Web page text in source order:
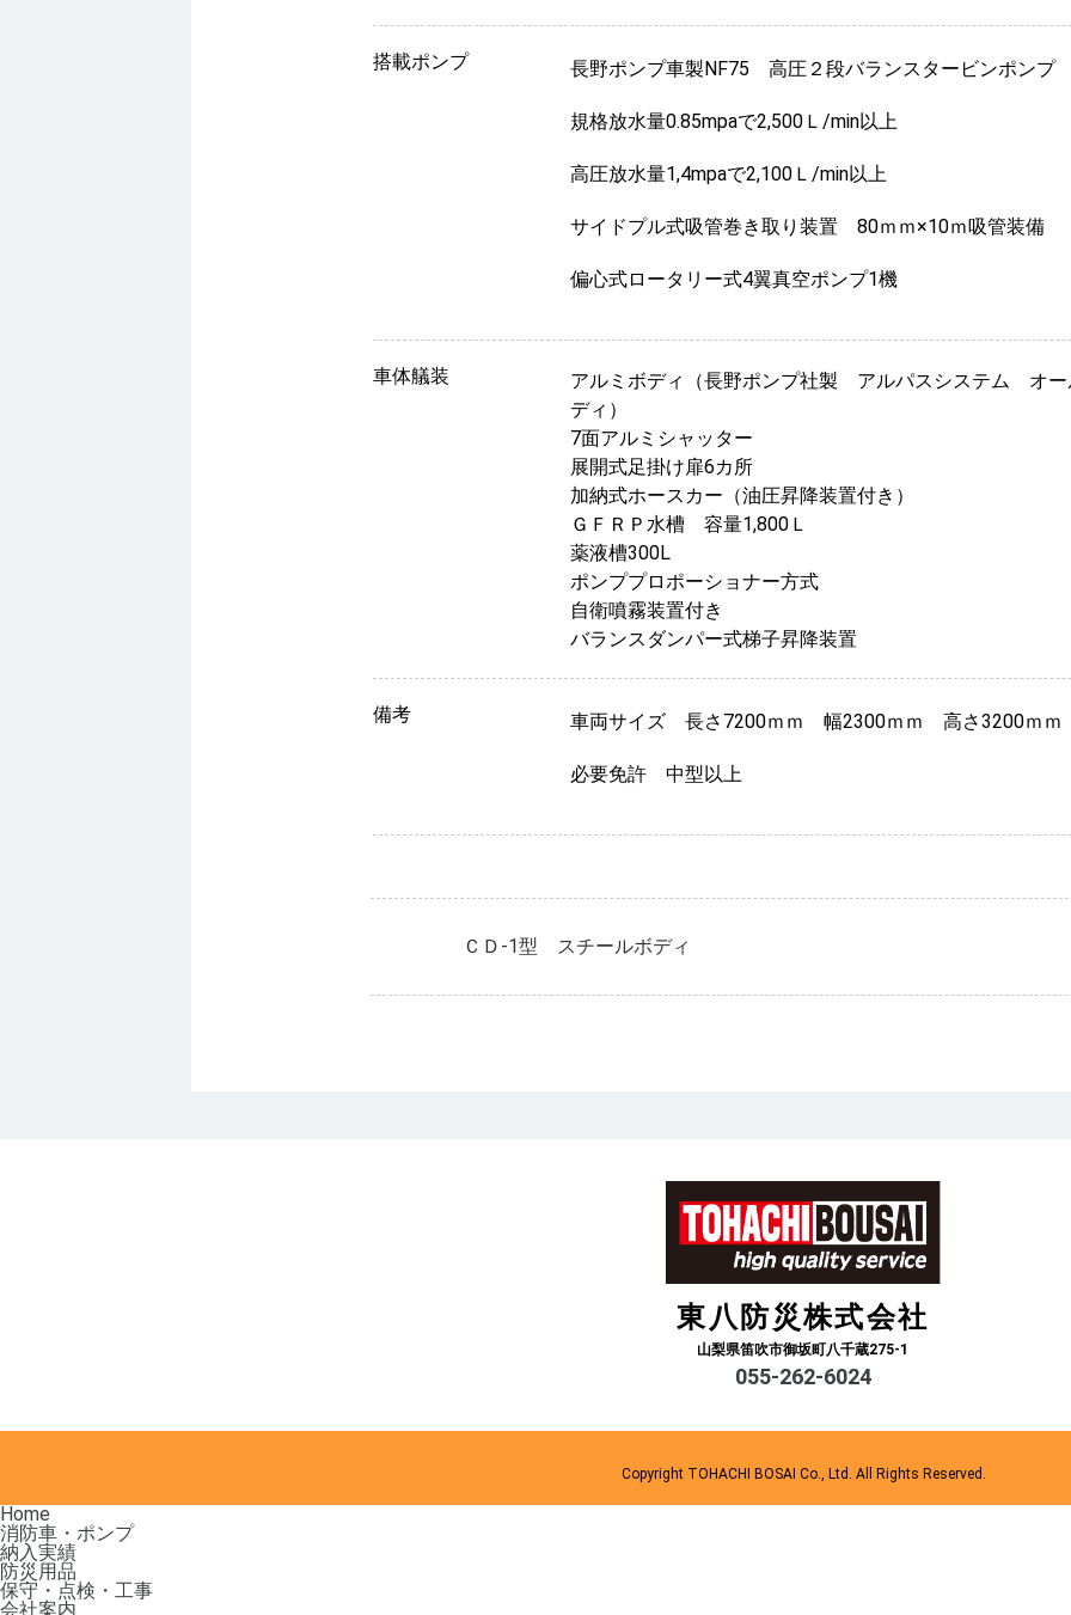
搭載ポンプ 長野ポンプ車製NF75 高圧２段バランスタービンポンプ
規格放水量0.85mpaで2,500Ｌ/min以上
高圧放水量1,4mpaで2,100Ｌ/min以上
サイドプル式吸管巻き取り装置 80ｍｍ×10ｍ吸管装備
偏心式ロータリー式4翼真空ポンプ1機
車体艤装
アルミボディ（長野ポンプ社製 アルパスシステム オー
ディ）
7面アルミシャッター
展開式足掛け扉6カ所
加納式ホースカー（油圧昇降装置付き）
ＧＦＲＰ水槽 容量1,800Ｌ
薬液槽300L
ポンププロポーショナー方式
自衛噴霧装置付き
バランスダンパー式梯子昇降装置
備考 車両サイズ 長さ7200ｍｍ 幅2300ｍｍ 高さ3200ｍｍ
必要免許 中型以上
ＣＤ-1型 スチールボディ
東八防災株式会社
山梨県笛吹市御坂町八千蔵275-1
055-262-6024
Copyright TOHACHI BOSAI Co., Ltd. All Rights Reserved.
Home
消防車・ポンプ
納入実績
防災用品
保守・点検・工事
会社案内